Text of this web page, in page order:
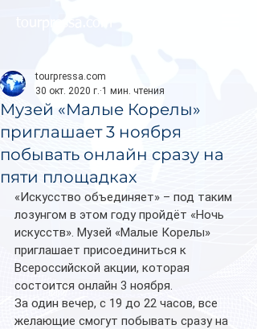
Музей «Малые Корелы»
приглашает 3 ноября
побывать онлайн сразу на
пяти площадках
tourpressa.com
30 окт. 2020 г. 1 мин. чтения
«Искусство объединяет» – под таким
лозунгом в этом году пройдёт «Ночь
искусств». Музей «Малые Корелы»
приглашает присоединиться к
Всероссийской акции, которая
состоится онлайн 3 ноября.
За один вечер, с 19 до 22 часов, все
желающие смогут побывать сразу на